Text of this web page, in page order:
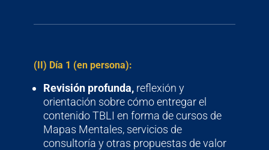
(II) Día 1 (en persona):
Revisión profunda, reflexión y
orientación sobre cómo entregar el
contenido TBLI en forma de cursos de
Mapas Mentales, servicios de
consultoría y otras propuestas de valor